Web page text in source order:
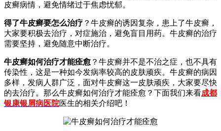
皮癣病情，避免情绪过于焦虑忧郁。
得了牛皮癣要怎么治疗 ？牛皮癣的诱因复杂，患上了牛皮癣，
大家要积极去治疗，对症施治，避免盲目用药。牛皮癣的治疗
需要坚持，避免随意中断治疗。
牛皮癣如何治疗才能痊愈 ？牛皮癣并不是不治之症，也不具有
传染性，这是一种如今发病率较高的皮肤顽疾。牛皮癣的病因
多样，发病人群广泛，面对牛皮癣这一皮肤顽疾，大家要尽快
的去治疗。那么牛皮癣如何治疗才能痊愈？下面我们来看成都
银康银屑病医院医生的相关介绍吧！